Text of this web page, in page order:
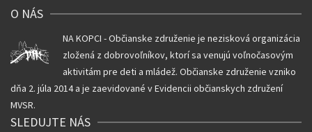
O NÁS
NA KOPCI - Občianske združenie je nezisková organizácia
zložená z dobrovoľníkov, ktorí sa venujú voľnočasovým
aktivitám pre deti a mládež. Občianske združenie vzniko
dňa 2. júla 2014 a je zaevidované v Evidencii občianskych združení
MVSR.
SLEDUJTE NÁS